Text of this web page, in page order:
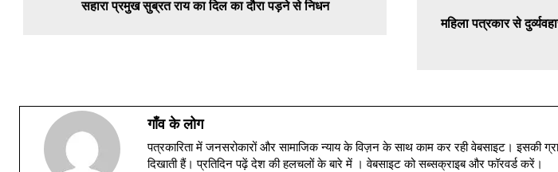
सहारा प्रमुख सुब्रत राय का दिल का दौरा पड़ने से निधन
महिला पत्रकार से
गाँव के लोग
पत्रकारिता में जनसरोकारों और सामाजिक न्याय के विज़न के साथ काम कर रही वेबसाइट। इसकी
दिखाती हैं। प्रतिदिन पढ़ें देश की हलचलों के बारे में । वेबसाइट को सब्सक्राइब और फॉरवर्ड करें।